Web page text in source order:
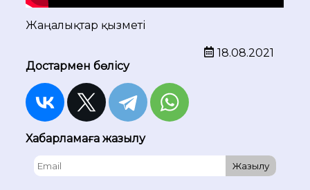
Жаңалықтар қызметі
18.08.2021
Достармен бөлісу
Хабарламаға жазылу
Жазылу